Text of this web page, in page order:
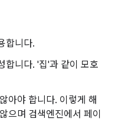
합니다.
합니다. '집'과 같이 모호
아야 합니다. 이렇게 해
으며 검색엔진에서 페이